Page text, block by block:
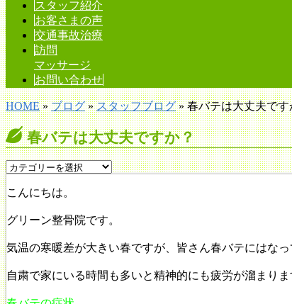
スタッフ紹介
お客さまの声
交通事故治療
訪問
マッサージ
お問い合わせ
HOME»ブログ»スタッフブログ» 春バテは大丈夫です
春バテは大丈夫ですか？
こんにちは。
グリーン整骨院です。
気温の寒暖差が大きい春ですが、皆さん春バテにはなっ
自粛で家にいる時間も多いと精神的にも疲労が溜まりま